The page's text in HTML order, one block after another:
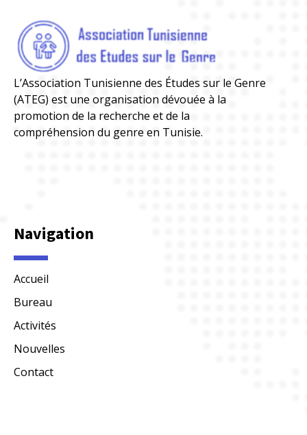
L’Association Tunisienne des Études sur le Genre
(ATEG) est une organisation dévouée à la
promotion de la recherche et de la
compréhension du genre en Tunisie.
Navigation
Accueil
Bureau
Activités
Nouvelles
Contact